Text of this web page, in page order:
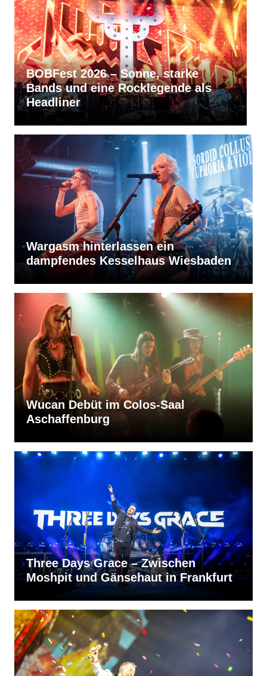
RVBang Festival 2026 – Balingen
bleibt die Metal-Hochburg des
Südens
Wargasm hinterlassen ein
dampfendes Kesselhaus Wiesbaden
Wucan Debüt im Colos-Saal
Aschaffenburg
Three Days Grace – Zwischen
Moshpit und Gänsehaut in Frankfurt